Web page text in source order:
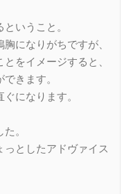
いうこと。
になりがちですが、
をイメージすると、
きます。
になります。
。
っとしたアドヴァイス